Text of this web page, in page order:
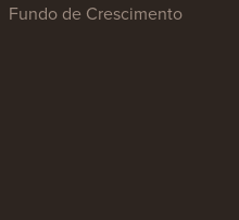
Fundo de Crescimento